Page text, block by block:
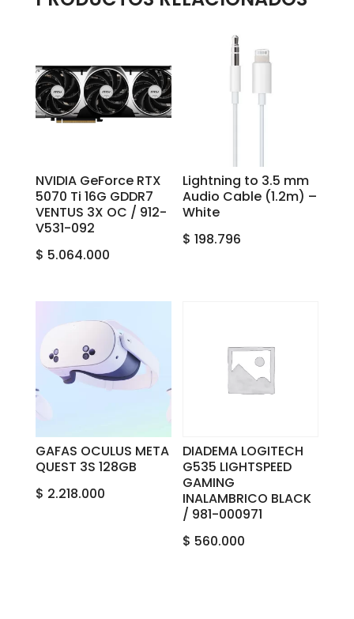
NVIDIA GeForce RTX
5070 Ti 16G GDDR7
VENTUS 3X OC / 912-
V531-092
$ 5.064.000
Lightning to 3.5 mm
Audio Cable (1.2m) –
White
$ 198.796
GAFAS OCULUS META
QUEST 3S 128GB
$ 2.218.000
DIADEMA LOGITECH
G535 LIGHTSPEED
GAMING
INALAMBRICO BLACK
/ 981-000971
$ 560.000